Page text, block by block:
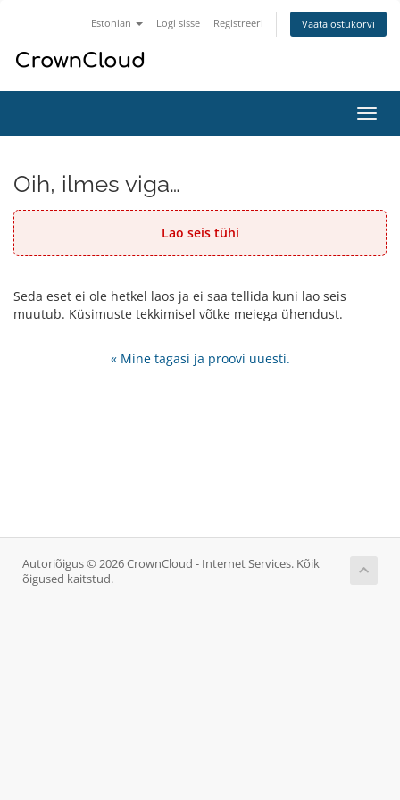
Estonian Logi sisse Registreeri Vaata ostukorvi
Oih, ilmes viga…
Lao seis tühi
Seda eset ei ole hetkel laos ja ei saa tellida kuni lao seis
muutub. Küsimuste tekkimisel võtke meiega ühendust.
« Mine tagasi ja proovi uuesti.
Autoriõigus © 2026 CrownCloud - Internet Services. Kõik
õigused kaitstud.